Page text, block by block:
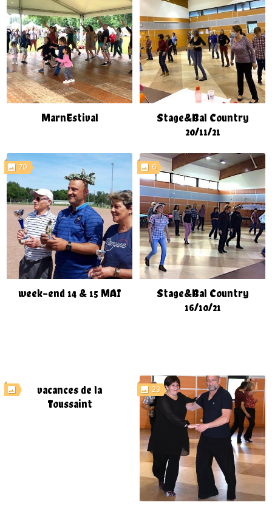
MarnEstival
Stage&Bal Country
20/11/21
70
week-end 14 & 15 MAI
6
Stage&Bal Country
16/10/21
vacances de la
Toussaint
23